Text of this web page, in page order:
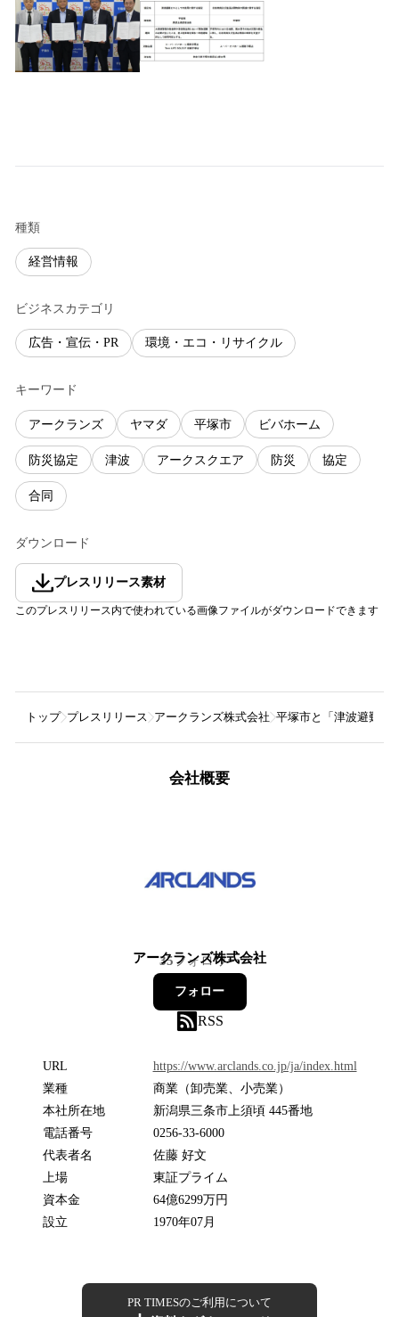
種類
経営情報
ビジネスカテゴリ
広告・宣伝・PR 環境・エコ・リサイクル
キーワード
アークランズ ヤマダ 平塚市 ビバホーム
防災協定 津波 アークスクエア 防災 協定
合同
ダウンロード
プレスリリース素材
このプレスリリース内で使われている画像ファイルがダウンロードできます
トップ プレスリリース アークランズ株式会社 平塚市と「津波避難ビ
会社概要
アークランズ株式会社
35フォロワー
フォロー
RSS
URL
https://www.arclands.co.jp/ja/index.html
業種
商業（卸売業、小売業）
本社所在地
新潟県三条市上須頃 445番地
電話番号
0256-33-6000
代表者名
佐藤 好文
上場
東証プライム
資本金
64億6299万円
設立
1970年07月
PR TIMESのご利用について